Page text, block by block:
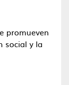
promueven
social y la